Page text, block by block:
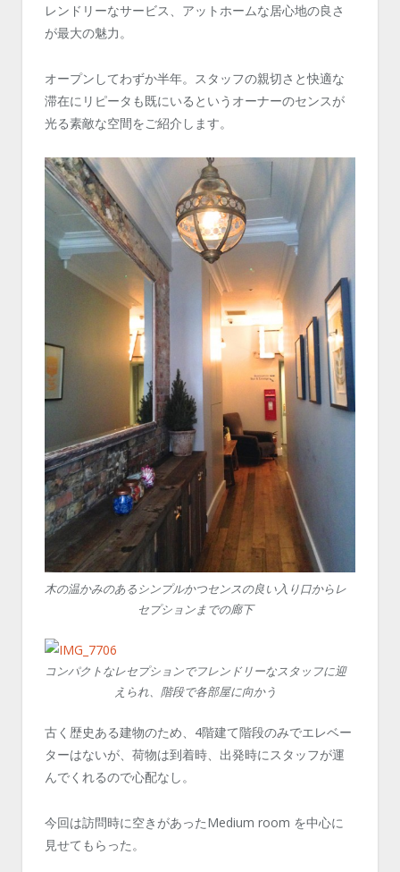
レンドリーなサービス、アットホームな居心地の良さ
が最大の魅力。
オープンしてわずか半年。スタッフの親切さと快適な
滞在にリピータも既にいるというオーナーのセンスが
光る素敵な空間をご紹介します。
木の温かみのあるシンプルかつセンスの良い入り口からレ
セプションまでの廊下
コンパクトなレセプションでフレンドリーなスタッフに迎
えられ、階段で各部屋に向かう
古く歴史ある建物のため、4階建て階段のみでエレベー
ターはないが、荷物は到着時、出発時にスタッフが運
んでくれるので心配なし。
今回は訪問時に空きがあったMedium room を中心に
見せてもらった。